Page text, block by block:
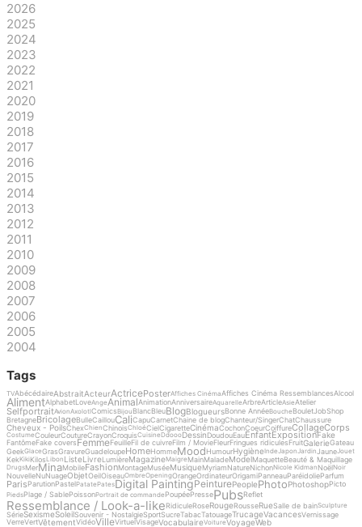
2026
2025
2024
2023
2022
2021
2020
2019
2018
2017
2016
2015
2014
2013
2012
2011
2010
2009
2008
2007
2006
2005
2004
Tags
TVAbécédaireAbstraitActeurActricePosterAffiches CinémaAffiches Cinéma RessemblancesAlcool
AlimentAlphabetLoveAngeAnimalAnimationAnniversaireAquarelleArbreArticleAsieAtelier
SelfportraitAvionAxolotlComicsBijou BlancBleuBlogBlogueursBonne AnnéeBouche BouletJobShop
BretagneBricolageBulleCaillouCaliCapuCarnetChaine de blogChanteur/SingerChatChaussure
Cheveux - PoilsChexChienChinoisChloéCielCigaretteCinémaCochonCoeurCoiffureCollageCorps
CostumeCouleurCoutureCrayonCroquisCuisineDdoooDessinDoudouEauEnfantExpositionFake
FantômeFake coversFemmeFeuilleFil de cuivreFilm / MovieFleurFringues ridiculesFruitGalerieGateau
GeekGlaceGrasGravureGuadeloupeHomeHommeMoodHumourHygièneIndeJaponJardinJauneJouet
KekKikiKilosLibon ListeLivreLumièreMagazineMaigre MainMaladeModelMaquetteBeauté & Maquillage
DrugsMerMinaMobileFashionMontageMuséeMusiqueMyriamNatureNichonNicole Kidman NoëlNoir
NouvelleNuNuageObjetOeilOiseauOmbreOpeningOrangeOrdinateurOrigamiPanneauParéidolieParfum
ParisParutionPastel PatatePatesDigital PaintingPeinturePeoplePhotoPhotoshopPicto
PiedsPlage / SablePoissonPortrait de commande PoupéePressePubsReflet
Ressemblance / Look-a-likeRidiculeRoseRougeRousseRueSalle de bainSculpture
SérieSexismeSoleilSouvenir - NostalgieSportSucreTabacTatouageTrucageVacancesVernissage
VerreVertVêtementVidéoVilleVirtuelVisageVocabulaireVoitureVoyageWeb